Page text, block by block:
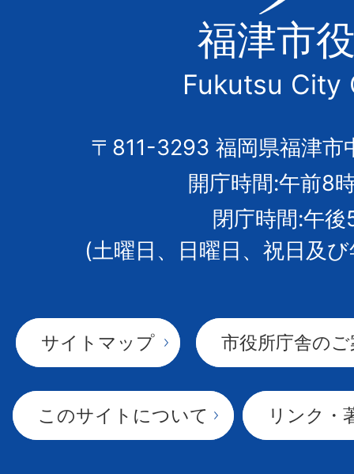
津
市
の
市
章
福津市
Fukutsu City
〒811-3293 福岡県福津市
開庁時間:午前8
閉庁時間:午後
(土曜日、日曜日、祝日及
サイトマップ 市役所庁舎の
このサイトについて リンク・